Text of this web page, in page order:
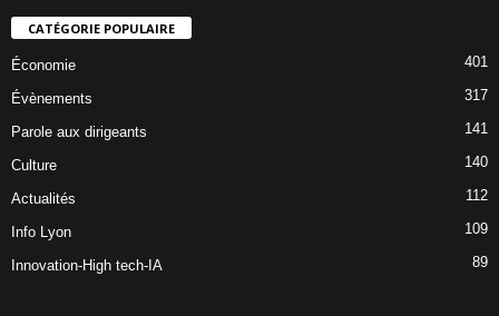
CATÉGORIE POPULAIRE
Économie 401
Évènements 317
Parole aux dirigeants 141
Culture 140
Actualités 112
Info Lyon 109
Innovation-High tech-IA 89